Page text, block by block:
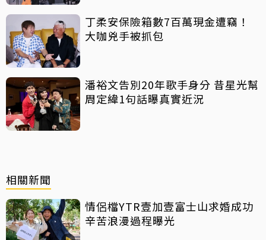
丁柔安保險箱數7百萬現金遭竊！
大咖兇手被抓包
潘裕文告別20年歌手身分 昔星光幫
周定緯1句話曝真實近況
相關新聞
情侶檔YTR壹加壹富士山求婚成功
辛苦浪漫過程曝光